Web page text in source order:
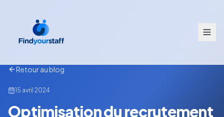
Retour au blog
15 avril 2024
Optimisation du recrutement